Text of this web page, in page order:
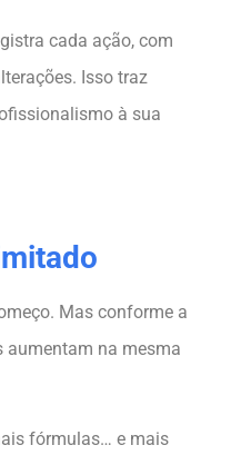
cada ação, com
Isso traz
à sua
Mas conforme a
aumentam na mesma
fórmulas… e mais